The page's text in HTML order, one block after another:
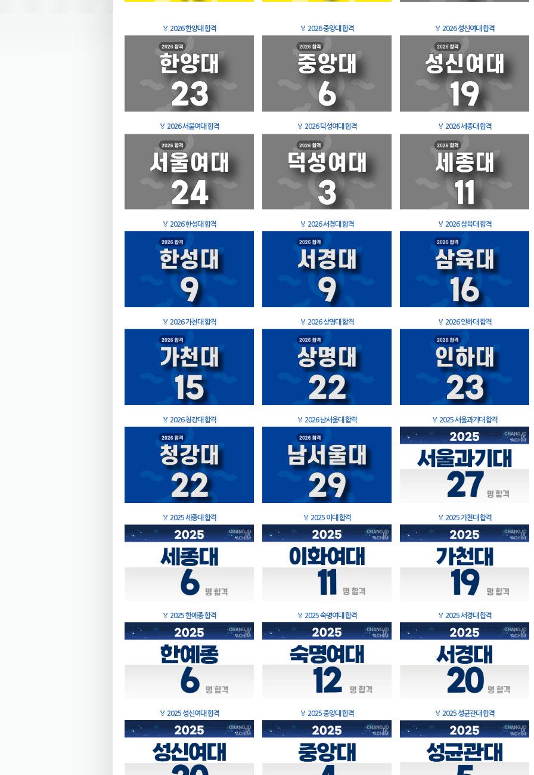
🏅 2026 한양대 합격 🏅 2026 중앙대 합격 🏅 2026 성신여대 합격
🏅 2026 서울여대 합격 🏅 2026 덕성여대 합격 🏅 2026 세종대 합격
🏅 2026 한성대 합격 🏅 2026 서경대 합격 🏅 2026 삼육대 합격
🏅 2026 가천대 합격 🏅 2026 상명대 합격 🏅 2026 인하대 합격
🏅 2026 청강대 합격 🏅 2026 남서울대 합격 🏅 2025 서울과기대 합격
🏅 2025 세종대 합격 🏅 2025 이대 합격 🏅 2025 가천대 합격
🏅 2025 한예종 합격 🏅 2025 숙명여대 합격 🏅 2025 서경대 합격
🏅 2025 성신여대 합격 🏅 2025 중앙대 합격 🏅 2025 성균관대 합격